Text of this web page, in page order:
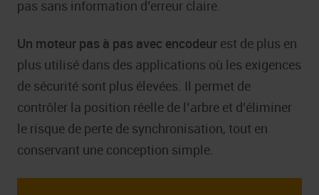
pas sans information d’erreur claire.
Un moteur pas à pas avec encodeur est de plus en
plus utilisé dans des applications où les exigences
de sécurité sont plus élevées. Il permet de
contrôler la position réelle de l’arbre et d’éliminer
le risque de perte de synchronisation, tout en
conservant une conception simple.